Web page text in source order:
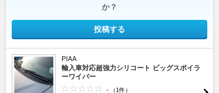
か？
投稿する
PIAA
輸入車対応超強力シリコート ビッグスポイラ
ーワイパー
- （1件）